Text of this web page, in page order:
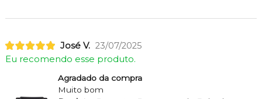
José V. 23/07/2025
Eu recomendo esse produto.
Agradado da compra
Muito bom